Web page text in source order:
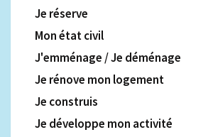
Je réserve
Mon état civil
J'emménage / Je déménage
Je rénove mon logement
Je construis
Je développe mon activité